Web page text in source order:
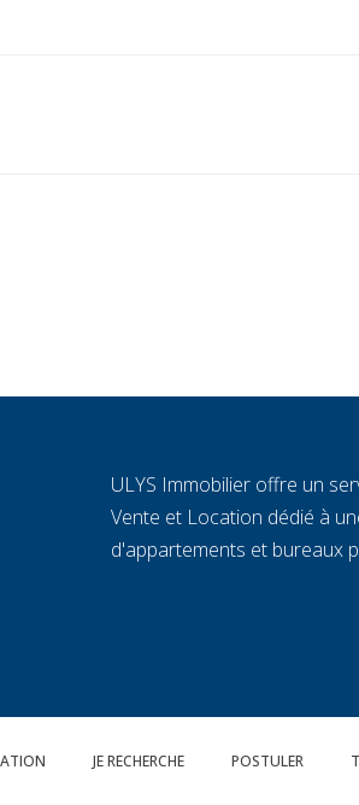
ULYS Immobilier offre un
Vente et Location dédié à
d'appartements et bureaux
JE RECHERCHE POSTULER